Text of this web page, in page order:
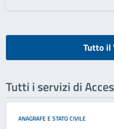
Tutto il
Tutti i servizi di
ANAGRAFE E STATO CIVILE